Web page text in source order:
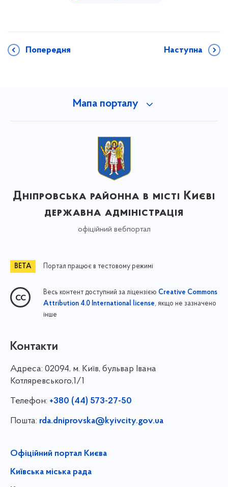
Попередня Наступна
Мапа порталу
Дніпровська районна в місті Києві
державна адміністрація
офіційний вебпортал
Портал працює в тестовому режимі
Весь контент доступний за ліцензією Creative Commons
Attribution 4.0 International license, якщо не зазначено
інше
Контакти
Адреса: 02094, м. Київ, бульвар Івана
Котляревського,1/1
Телефон: +380 (44) 573-27-50
Пошта: rda.dniprovska@kyivcity.gov.ua
Офіційний портал Києва
Київська міська рада